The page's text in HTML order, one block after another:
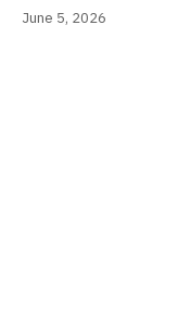
June 5, 2026